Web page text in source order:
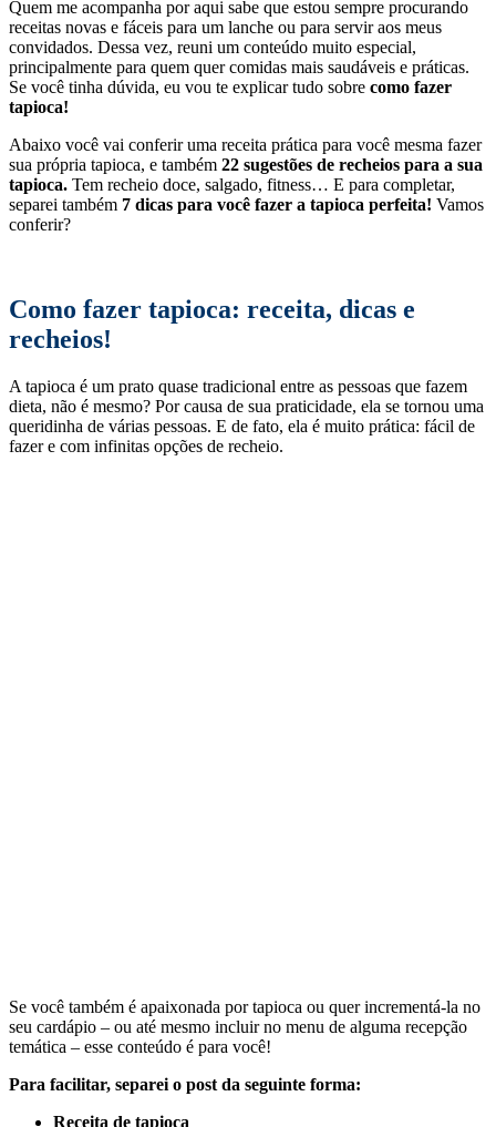
tapioca.Tem recheio doce, salgado, fitness… E para completar,
separei também 7 dicas para você fazer a tapioca perfeita!Vamos
conferir?
Como fazer tapioca: receita, dicas e
recheios!
A tapioca é um prato quase tradicional entre as pessoas que fazem
Recheios salgados para a sua tapioca
Recheios doces para a sua tapioca
Espero que goste! Vamos lá?
Receita de tapioca